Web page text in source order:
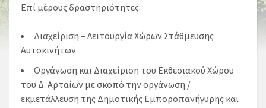
Επί μέρους δραστηριότητες:
Διαχείριση – Λειτουργία Χώρων Στάθμευσης
Αυτοκινήτων
Οργάνωση και Διαχείριση του Εκθεσιακού Χώρου
του Δ. Αρταίων με σκοπό την οργάνωση /
εκμετάλλευση της Δημοτικής Εμποροπανήγυρης και